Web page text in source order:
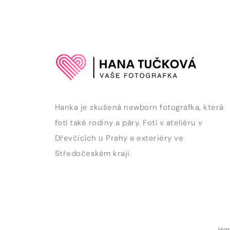
Hanka je zkušená newborn fotografka, která
fotí také rodiny a páry. Fotí v ateliéru v
Dřevčicích u Prahy a exteriéry ve
Středočeském kraji.